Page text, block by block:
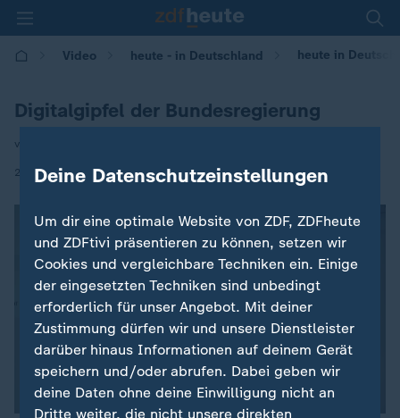
Video heute - in Deutschland heute in
Digitalgipfel der Bundesregierung
von Markus Wolsiffer
21.10.2024 | 14:00
Deine Datenschutzeinstellungen
Um dir eine optimale Website von ZDF, ZDFheute
und ZDFtivi präsentieren zu können, setzen wir
Cookies und vergleichbare Techniken ein. Einige
der eingesetzten Techniken sind unbedingt
erforderlich für unser Angebot. Mit deiner
Zustimmung dürfen wir und unsere Dienstleister
darüber hinaus Informationen auf deinem Gerät
speichern und/oder abrufen. Dabei geben wir
deine Daten ohne deine Einwilligung nicht an
Dritte weiter, die nicht unsere direkten